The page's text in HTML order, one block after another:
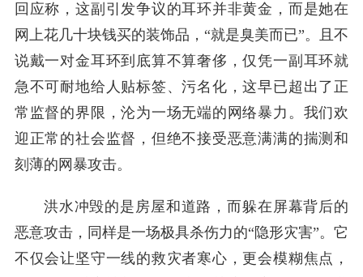
回应称，这副引发争议的耳环并非黄金，而是她在
网上花几十块钱买的装饰品，“就是臭美而已”。且不
说戴一对金耳环到底算不算奢侈，仅凭一副耳环就
急不可耐地给人贴标签、污名化，这早已超出了正
常监督的界限，沦为一场无端的网络暴力。我们欢
迎正常的社会监督，但绝不接受恶意满满的揣测和
刻薄的网暴攻击。
洪水冲毁的是房屋和道路，而躲在屏幕背后的
恶意攻击，同样是一场极具杀伤力的“隐形灾害”。它
不仅会让坚守一线的救灾者寒心，更会模糊焦点，